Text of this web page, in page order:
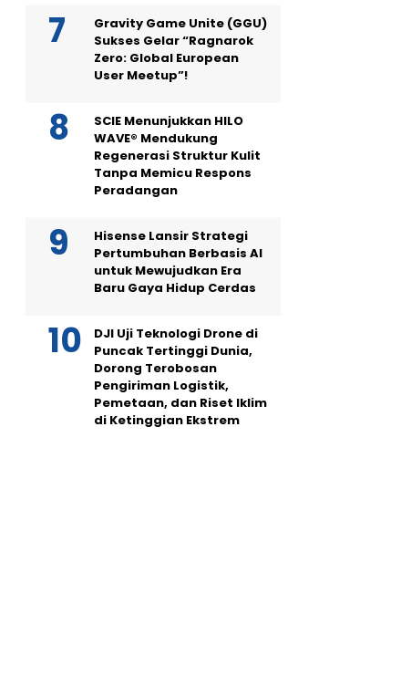
Gravity Game Unite (GGU)
Sukses Gelar “Ragnarok
Zero: Global European
User Meetup”!
SCIE Menunjukkan HILO
WAVE® Mendukung
Regenerasi Struktur Kulit
Tanpa Memicu Respons
Peradangan
Hisense Lansir Strategi
Pertumbuhan Berbasis AI
untuk Mewujudkan Era
Baru Gaya Hidup Cerdas
DJI Uji Teknologi Drone di
Puncak Tertinggi Dunia,
Dorong Terobosan
Pengiriman Logistik,
Pemetaan, dan Riset Iklim
di Ketinggian Ekstrem